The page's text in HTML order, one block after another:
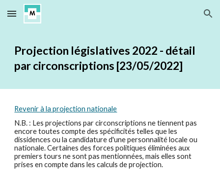
Skip to main content Skip to navigation
Projection législatives 2022 - détail
par circonscriptions [23/05/2022]
Revenir à la projection nationale
N.B. : Les projections par circonscriptions ne tiennent pas
encore toutes compte des spécificités telles que les
dissidences ou la candidature d'une personnalité locale ou
nationale.Certaines des forces politiqueséliminées aux
premiers tours ne sont pas mentionnées, mais elles sont
prises en compte dans les calculs de projection.